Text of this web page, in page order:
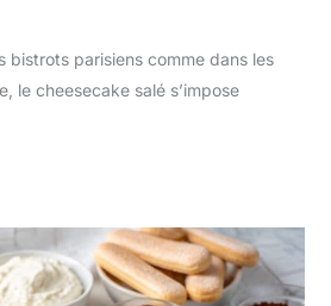
bistrots parisiens comme dans les
le cheesecake salé s’impose